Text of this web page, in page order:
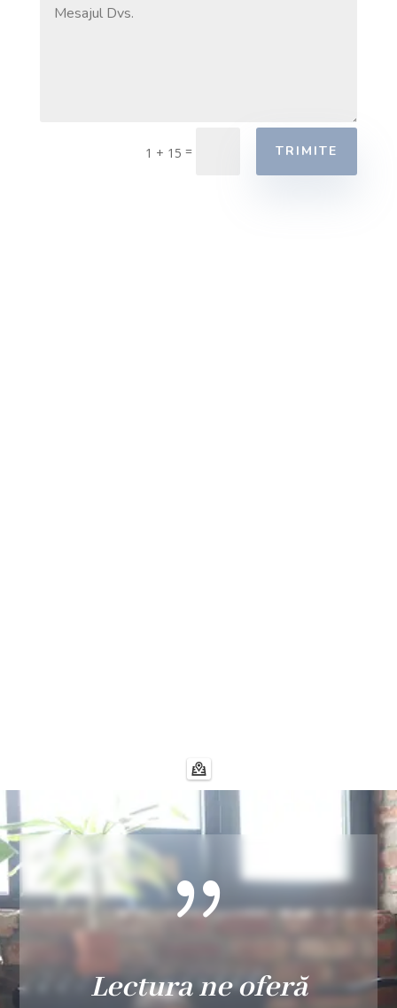
1 + 15 = TRIMITE
{
Lectura ne oferă